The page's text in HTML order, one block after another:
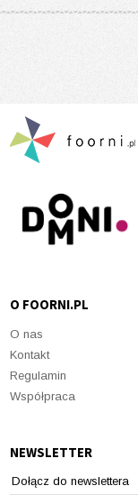
O FOORNI.PL
O nas
Kontakt
Regulamin
Współpraca
NEWSLETTER
Dołącz do newslettera